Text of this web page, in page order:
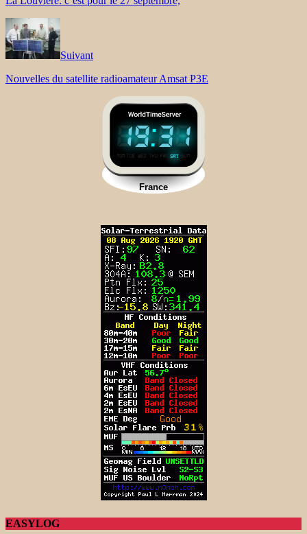
Suivant
Nouvelles du satellite radioamateur Amsat P3E
EASYLOG